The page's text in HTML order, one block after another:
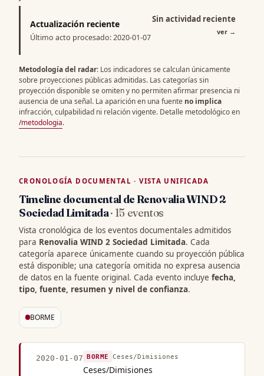
Actualización reciente
Último acto procesado: 2020-01-07
Sin actividad reciente
ver →
Metodología del radar: Los indicadores se calculan únicamente
sobre proyecciones públicas admitidas. Las categorías sin
proyección disponible se omiten y no permiten afirmar presencia ni
ausencia de una señal. La aparición en una fuente no implica
infracción, culpabilidad ni relación vigente. Detalle metodológico en
/metodologia.
CRONOLOGÍA DOCUMENTAL · VISTA UNIFICADA
Timeline documental de Renovalia WIND 2
Sociedad Limitada· 15 eventos
Vista cronológica de los eventos documentales admitidos
para Renovalia WIND 2 Sociedad Limitada. Cada
categoría aparece únicamente cuando su proyección pública
está disponible; una categoría omitida no expresa ausencia
de datos en la fuente original. Cada evento incluye fecha,
tipo, fuente, resumen y nivel de confianza.
BORME
2020-01-07 BORME Ceses/Dimisiones
Ceses/Dimisiones